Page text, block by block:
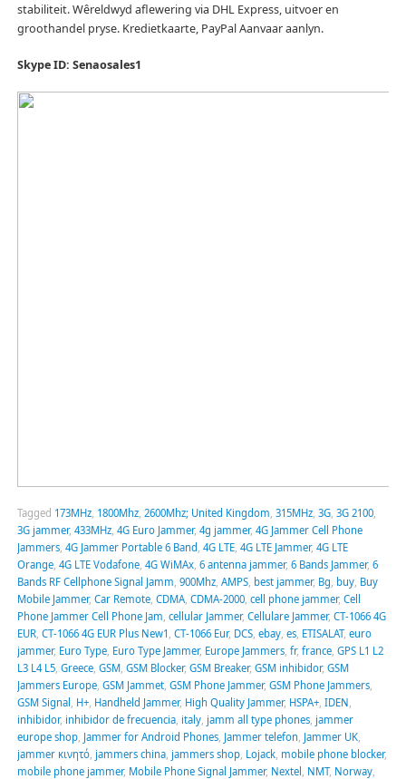
stabiliteit.Wêreldwyd aflewering via DHL Express, uitvoer en
groothandel pryse. Kredietkaarte, PayPal Aanvaar aanlyn.
Skype ID: Senaosales1
Tagged 173MHz, 1800Mhz, 2600Mhz; United Kingdom 315MHz, 3G, 3G 2100,
3G jammer, 433MHz, 4G Euro Jammer, 4g jammer, 4G Jammer Cell Phone
Jammers, 4G Jammer Portable 6 Band 4G LTE, 4G LTE Jammer, 4G LTE
Orange, 4G LTE Vodafone, 4G WiMAx, 6 antenna jammer, 6 Bands Jammer, 6
Bands RF Cellphone Signal Jamm 900Mhz, AMPS, best jammer, Bg buy, Buy
Mobile Jammer, Car Remote, CDMA, CDMA-2000, cell phone jammer, Cell
Phone Jammer Cell Phone Jam cellular Jammer, Cellulare Jammer, CT-1066 4G
EUR, CT-1066 4G EUR Plus New1 CT-1066 Eur, DCS, ebay, es, ETISALAT, euro
jammer, Euro Type, Euro Type Jammer, Europe Jammers, fr, france, GPS L1 L2
L3 L4 L5, Greece, GSM, GSM Blocker, GSM Breaker, GSM inhibidor, GSM
Jammers Europe, GSM Jammet, GSM Phone Jammer, GSM Phone Jammers,
GSM Signal H+, Handheld Jammer, High Quality Jammer, HSPA+, IDEN
inhibidor, inhibidor de frecuencia, italy, jamm all type phones, jammer
europe shop, Jammer for Android Phones, Jammer telefon Jammer UK,
jammer κινητό, jammers china, jammers shop, Lojack, mobile phone blocker,
mobile phone jammer, Mobile Phone Signal Jammer, Nextel NMT, Norway,